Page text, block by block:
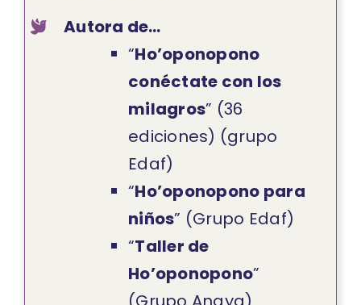
Autora de…
“Ho’oponopono
conéctate con los
milagros” (36
ediciones) (grupo
Edaf)
“Ho’oponopono para
niños” (Grupo Edaf)
“Taller de
Ho’oponopono”